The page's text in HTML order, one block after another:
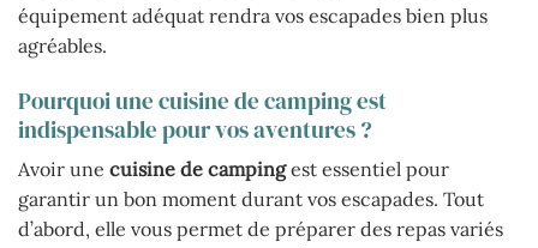
équipement adéquat rendra vos escapades bien plus
agréables.
Pourquoi une cuisine de camping est
indispensable pour vos aventures ?
Avoir une cuisine de campingest essentiel pour
garantir un bon moment durant vos escapades. Tout
d’abord, elle vous permet de préparer des repas variés